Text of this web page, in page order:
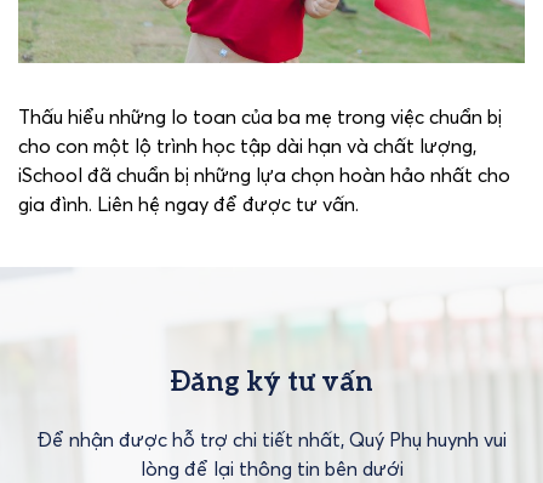
Thấu hiểu những lo toan của ba mẹ trong việc chuẩn bị
cho con một lộ trình học tập dài hạn và chất lượng,
iSchool đã chuẩn bị những lựa chọn hoàn hảo nhất cho
gia đình. Liên hệ ngay để được tư vấn.
Đăng ký tư vấn
Để nhận được hỗ trợ chi tiết nhất, Quý Phụ huynh vui
lòng để lại thông tin bên dưới